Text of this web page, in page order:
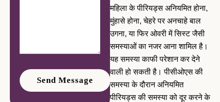
महिला के पीरियड्स अनियमित होना,
मुंहासे होना, चेहरे पर अनचाहे बाल
उगना, या फिर ओवरी में सिस्ट जैसी
समस्याओं का नजर आना शामिल है।
यह समस्या काफी परेशान कर देने
वाली हो सकती है। पीसीओएस की
समस्या के दौरान अनियमित
पीरियड्स की समस्या को दूर करने के